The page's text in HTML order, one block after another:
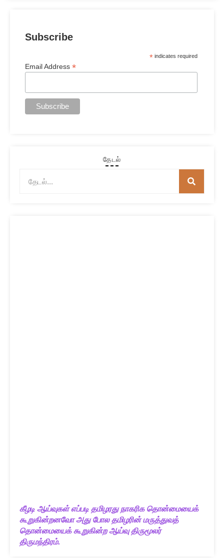
Subscribe
*indicates required
Email Address*
தேடல்
கீழடி ஆய்வுகள் எப்படி தமிழரது நாகரிக தொன்மையைக்
கூறுகின்றனவோ அது போல தமிழரின் மருத்துவத்
தொன்மையைக் கூறுகின்ற ஆய்வு திருமூலர்
திருமந்திரம்.